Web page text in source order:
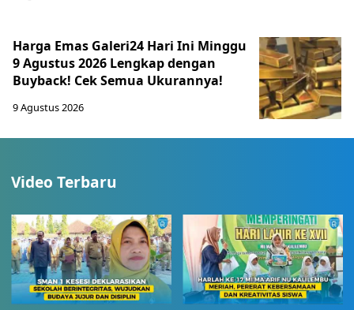
Harga Emas Galeri24 Hari Ini Minggu
9 Agustus 2026 Lengkap dengan
Buyback! Cek Semua Ukurannya!
9 Agustus 2026
Video Terbaru